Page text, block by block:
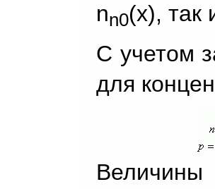
nn0(x), так
С учетом
для
Величины